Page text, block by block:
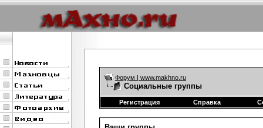
Форум | www.makhno.ru
Социальные группы
Регистрация Справка